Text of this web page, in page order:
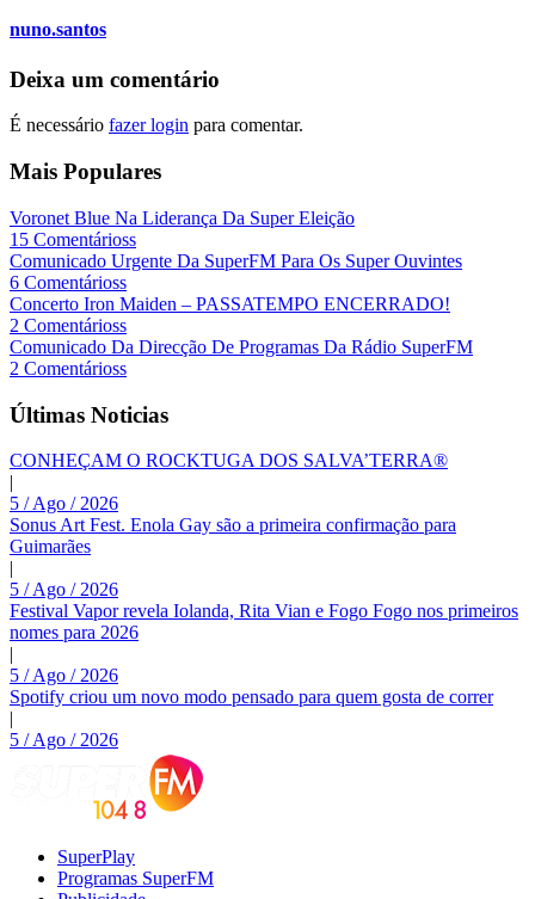
nuno.santos
Deixa um comentário
É necessário fazer login para comentar.
Mais Populares
Voronet Blue Na Liderança Da Super Eleição
15 Comentárioss
Comunicado Urgente Da SuperFM Para Os Super Ouvintes
6 Comentárioss
Concerto Iron Maiden – PASSATEMPO ENCERRADO!
2 Comentárioss
Comunicado Da Direcção De Programas Da Rádio SuperFM
2 Comentárioss
Últimas Noticias
CONHEÇAM O ROCKTUGA DOS SALVA’TERRA®
|
5 / Ago / 2026
Sonus Art Fest. Enola Gay são a primeira confirmação para
Guimarães
|
5 / Ago / 2026
Festival Vapor revela Iolanda, Rita Vian e Fogo Fogo nos primeiros
nomes para 2026
|
5 / Ago / 2026
Spotify criou um novo modo pensado para quem gosta de correr
|
5 / Ago / 2026
SuperPlay
Programas SuperFM